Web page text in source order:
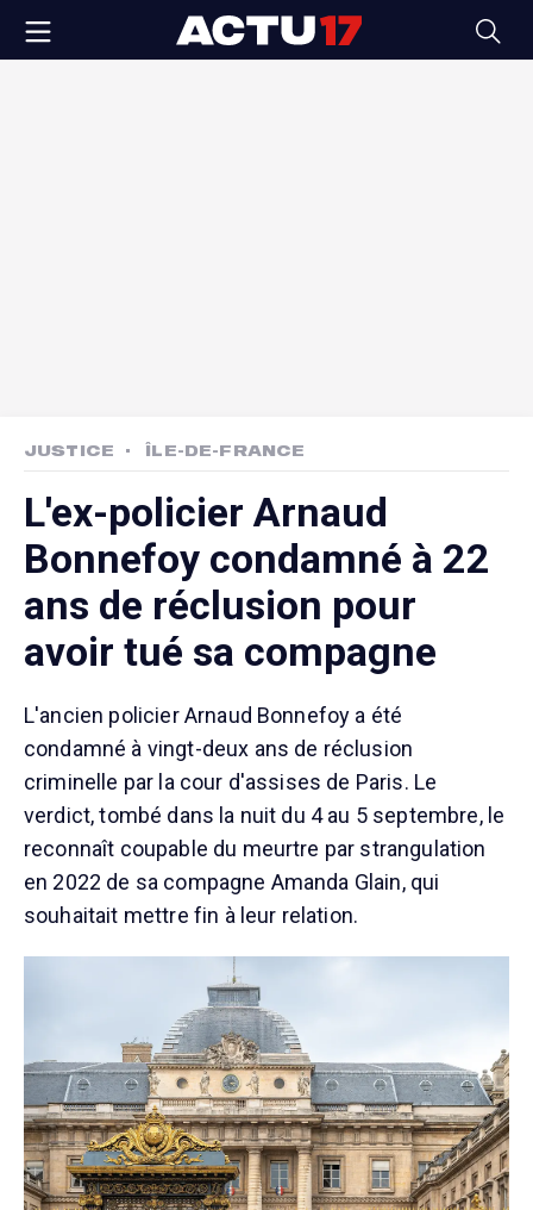
JUSTICE ÎLE-DE-FRANCE
L'ex-policier Arnaud
Bonnefoy condamné à 22
ans de réclusion pour
avoir tué sa compagne
L'ancien policier Arnaud Bonnefoy a été
condamné à vingt-deux ans de réclusion
criminelle par la cour d'assises de Paris. Le
verdict, tombé dans la nuit du 4 au 5 septembre, le
reconnaît coupable du meurtre par strangulation
en 2022 de sa compagne Amanda Glain, qui
souhaitait mettre fin à leur relation.